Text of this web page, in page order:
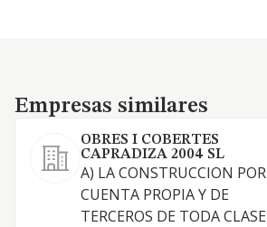
Empresas similares
Empresas similares
OBRES I COBERTES
CAPRADIZA 2004 SL
A) LA CONSTRUCCION POR
CUENTA PROPIA Y DE
TERCEROS DE TODA CLASE